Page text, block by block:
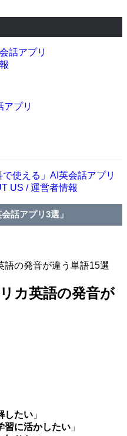
話アプリ
アプリ
で使える」AI英会話アプリ
US / 運営者情報
話アプリ3選」
語の発音が違う単語15選
カ英語の発音が
したい 」
習に活かしたい 」